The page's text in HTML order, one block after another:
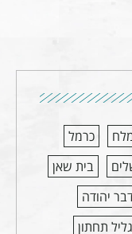
כרמל
בית שאן
יהודה
גליל תחתון